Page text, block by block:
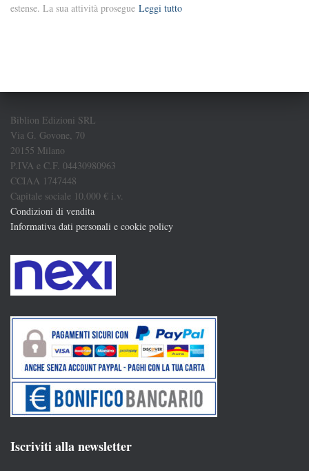
estense. La sua attività prosegue Leggi tutto
Biblion Edizioni SRL
Via G. Govone, 70
20155 Milano
P.IVA e C.F. 04430980963
CCIAA 1747448
Capitale sociale 10.000 € i.v.
Condizioni di vendita
Informativa dati personali e cookie policy
Iscriviti alla newsletter